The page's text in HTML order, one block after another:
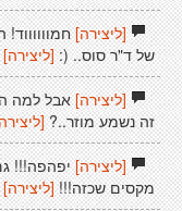
[ליצירה]
של ד"ר סוס.. (: [ליצירה]
[ליצירה]אבל למה
זה נשמע מוזר..?
[ליצירה]יפהפה!!!
מקסים שכזה!!! [ליצירה]